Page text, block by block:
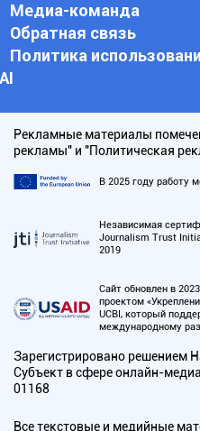
Медиа-команда
Обратная связь
Политика
АI
Рекламные материалы
рекламы" и "Политическая
В 2025 году работу
Независимая
Journalism Trust
2019
Сайт обновлен в
проектом
UCBI, который
международному
Зарегистрировано решением
Субъект в сфере онлайн-
01168
Все текстовые и медийные